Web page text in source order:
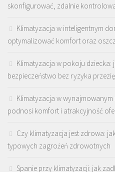
skonfigurować, zdalnie
Klimatyzacja w inteligentnym
optymalizować komfort oraz
Klimatyzacja w pokoju dziecka:
bezpieczeństwo bez ryzyka
Klimatyzacja w
podnosi komfort i atrakcyjność
Czy klimatyzacja jest zdrowa:
typowych zagrożeń zdrowotnych
Spanie przy klimatyzacji: jak